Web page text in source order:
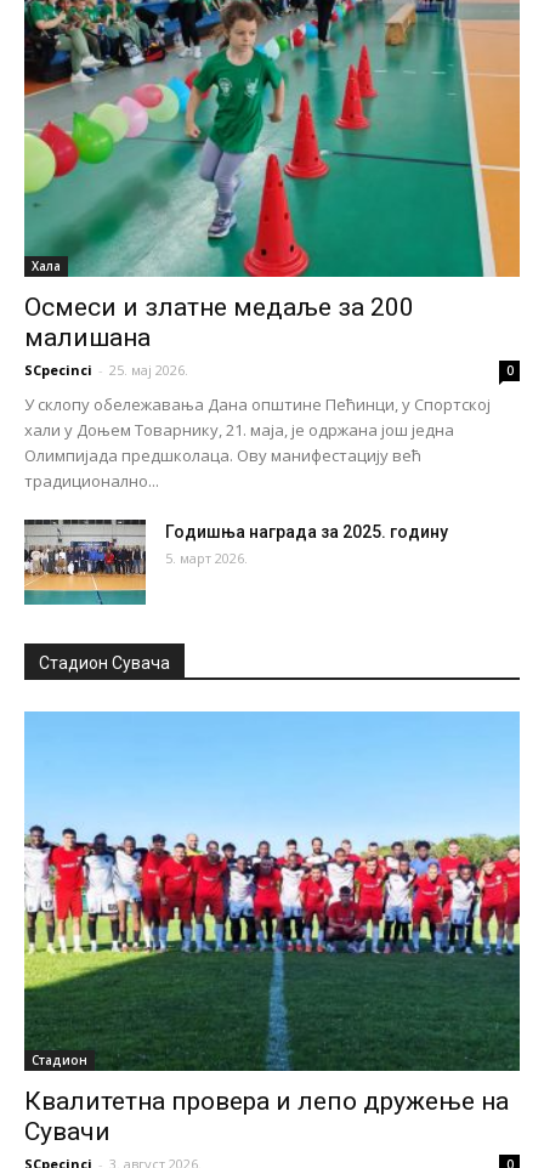
Хала
Осмеси и златне медаље за 200
малишана
SCpecinci - 25. мај 2026. 0
У склопу обележавања Дана општине Пећинци, у Спортској
хали у Доњем Товарнику, 21. маја, је одржана још једна
Олимпијада предшколаца. Ову манифестацију већ
традиционално...
Годишња награда за 2025. годину
5. март 2026.
Стадион Сувача
Стадион
Квалитетна провера и лепо дружење на
Сувачи
SCpecinci - 3. август 2026.